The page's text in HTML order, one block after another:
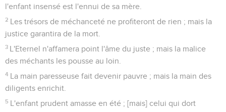
l'enfant insensé est l'ennui de sa mère.
2 Les trésors de méchanceté ne profiteront de rien ; mais la
justice garantira de la mort.
3 L'Eternel n'affamera point l'âme du juste ; mais la malice
des méchants les pousse au loin.
4 La main paresseuse fait devenir pauvre ; mais la main des
diligents enrichit.
5 L'enfant prudent amasse en été ; [mais] celui qui dort